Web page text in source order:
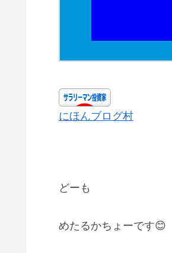
にほんブログ村
どーも
めたるかちょーです😊